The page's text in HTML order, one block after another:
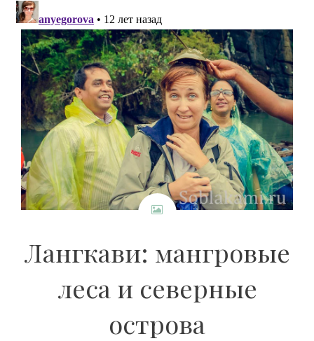
Лангкави: мангровые
леса и северные
острова